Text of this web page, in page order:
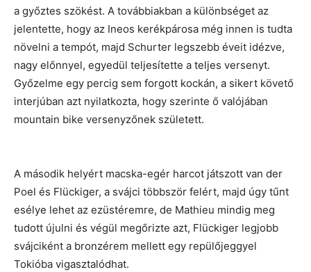
a győztes szökést. A továbbiakban a különbséget az
jelentette, hogy az Ineos kerékpárosa még innen is tudta
növelni a tempót, majd Schurter legszebb éveit idézve,
nagy előnnyel, egyedül teljesítette a teljes versenyt.
Győzelme egy percig sem forgott kockán, a sikert követő
interjúban azt nyilatkozta, hogy szerinte ő valójában
mountain bike versenyzőnek született.
A második helyért macska-egér harcot játszott van der
Poel és Flückiger, a svájci többször felért, majd úgy tűnt
esélye lehet az ezüstéremre, de Mathieu mindig meg
tudott újulni és végül megőrizte azt, Flückiger legjobb
svájciként a bronzérem mellett egy repülőjeggyel
Tokióba vigasztalódhat.